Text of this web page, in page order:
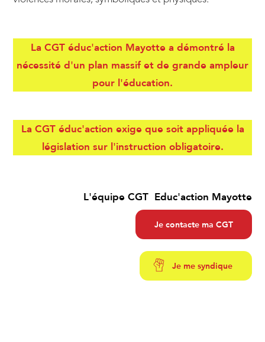
La CGT éduc'action Mayotte a démontré la
nécessité d'un plan massif et de grande ampleur
pour l'éducation.
La CGT éduc'action exige que soit appliquée la
législation sur l'instruction obligatoire.
L'équipe CGT Educ'action Mayotte
Je contacte ma CGT
Je me syndique